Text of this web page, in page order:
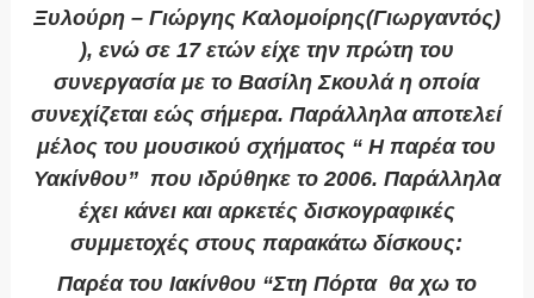
Ξυλούρη – Γιώργης Καλομοίρης(Γιωργαντός)
), ενώ σε 17 ετών είχε την πρώτη του
συνεργασία με το Βασίλη Σκουλά η οποία
συνεχίζεται εώς σήμερα. Παράλληλα αποτελεί
μέλος του μουσικού σχήματος “ Η παρέα του
Υακίνθου” που ιδρύθηκε το 2006. Παράλληλα
έχει κάνει και αρκετές δισκογραφικές
συμμετοχές στους παρακάτω δίσκους:
Παρέα του Ιακίνθου “Στη Πόρτα θα χω το